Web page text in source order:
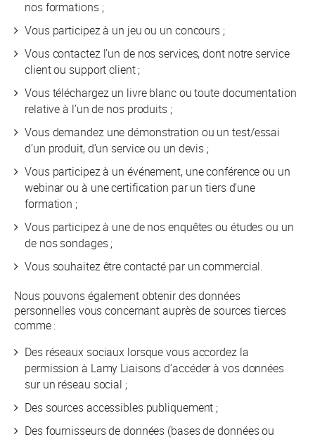
nos formations ;
Vous participez à un jeu ou un concours ;
Vous contactez l’un de nos services, dont notre service
client ou support client ;
Vous téléchargez un livre blanc ou toute documentation
relative à l’un de nos produits ;
Vous demandez une démonstration ou un test/essai
d’un produit, d’un service ou un devis ;
Vous participez à un événement, une conférence ou un
webinar ou à une certification par un tiers d’une
formation ;
Vous participez à une de nos enquêtes ou études ou un
de nos sondages ;
Vous souhaitez être contacté par un commercial.
Nous pouvons également obtenir des données
personnelles vous concernant auprès de sources tierces
comme :
Des réseaux sociaux lorsque vous accordez la
permission à Lamy Liaisons d’accéder à vos données
sur un réseau social ;
Des sources accessibles publiquement ;
Des fournisseurs de données (bases de données ou